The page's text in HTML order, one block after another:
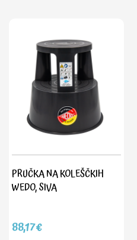
PRUČKA NA KOLEŠČKIH
WEDO, SIVA
88,17€